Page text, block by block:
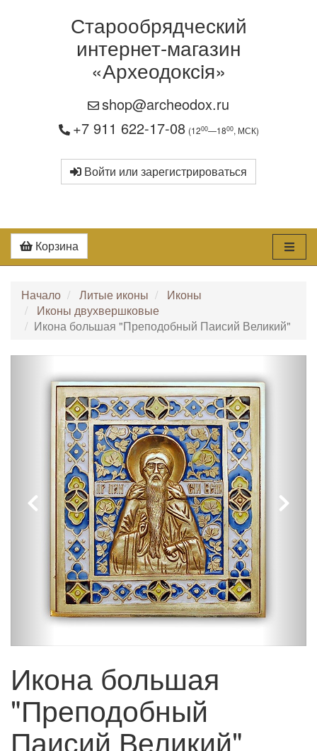
Старообрядческий
интернет-магазин
«Археодоксiя»
shop@archeodox.ru
+7 911 622-17-08 (1200—1800, МСК)
Войти или зарегистрироваться
Корзина
Начало Литые иконы
Иконы
Иконы двухвершковые
Икона большая "Преподобный Паисий Великий"
Икона большая
"Преподобный
Паисий Великий"